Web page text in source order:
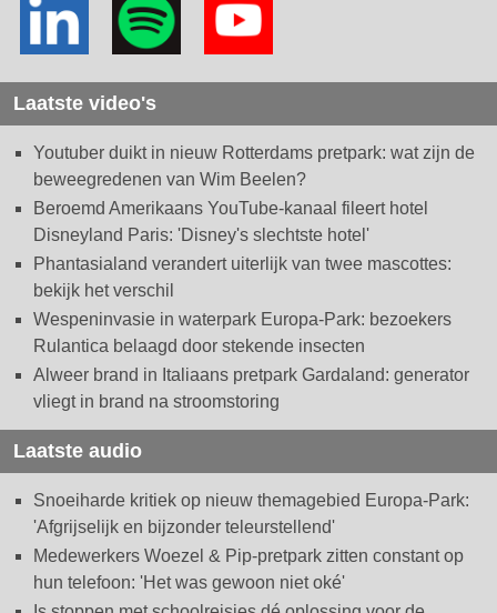
Laatste video's
Youtuber duikt in nieuw Rotterdams pretpark: wat zijn de
beweegredenen van Wim Beelen?
Beroemd Amerikaans YouTube-kanaal fileert hotel
Disneyland Paris: 'Disney's slechtste hotel'
Phantasialand verandert uiterlijk van twee mascottes:
bekijk het verschil
Wespeninvasie in waterpark Europa-Park: bezoekers
Rulantica belaagd door stekende insecten
Alweer brand in Italiaans pretpark Gardaland: generator
vliegt in brand na stroomstoring
Laatste audio
Snoeiharde kritiek op nieuw themagebied Europa-Park:
'Afgrijselijk en bijzonder teleurstellend'
Medewerkers Woezel & Pip-pretpark zitten constant op
hun telefoon: 'Het was gewoon niet oké'